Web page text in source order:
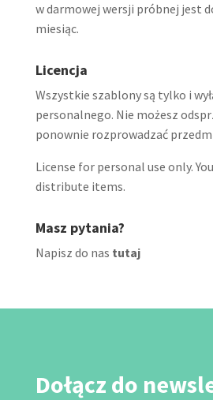
w darmowej wersji próbnej jest
miesiąc.
Licencja
Wszystkie szablony są tylko i
personalnego. Nie możesz
ponownie rozprowadzać
License for personal use only.
distribute items.
Masz pytania?
Napisz do nas tutaj
Dołącz do